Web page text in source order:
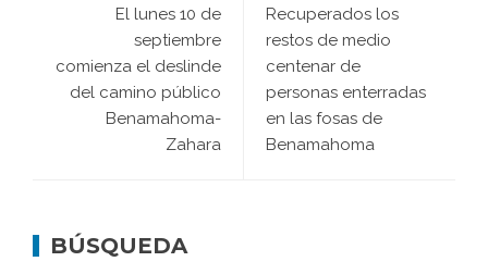
El lunes 10 de
septiembre
comienza el deslinde
del camino público
Benamahoma-
Zahara
Recuperados los
restos de medio
centenar de
personas enterradas
en las fosas de
Benamahoma
BÚSQUEDA